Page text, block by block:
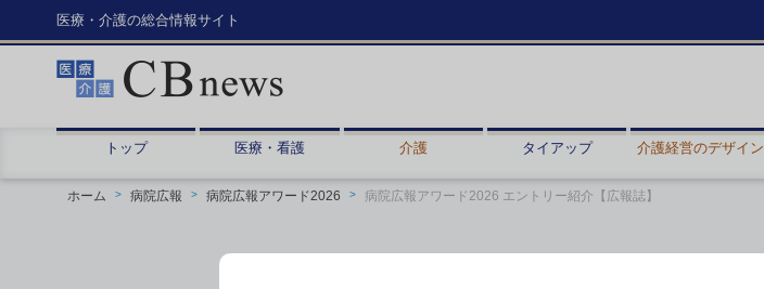
医療・介護の総合情報サイト
トップ 医療・看護 介護 タイアップ 介護経営のデザイン
ホーム 病院広報 病院広報アワード2026 病院広報アワード2026 エントリー紹介【広報誌】